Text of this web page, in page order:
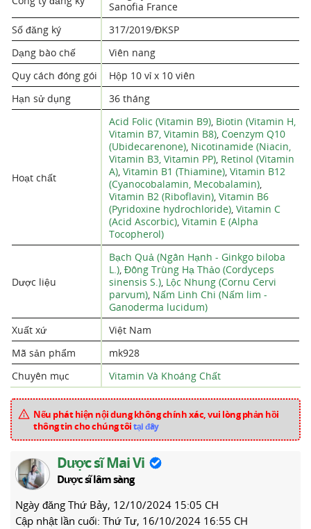
Sanofia France
Số đăng ký
317/2019/ĐKSP
Dạng bào chế
Viên nang
Quy cách đóng gói
Hộp 10 vỉ x 10 viên
Hạn sử dụng
36 tháng
Hoạt chất
Acid Folic (Vitamin B9), Biotin (Vitamin H,
Vitamin B7, Vitamin B8), Coenzym Q10
(Ubidecarenone), Nicotinamide (Niacin,
Vitamin B3, Vitamin PP), Retinol (Vitamin
A), Vitamin B1 (Thiamine), Vitamin B12
(Cyanocobalamin, Mecobalamin),
Vitamin B2 (Riboflavin), Vitamin B6
(Pyridoxine hydrochloride), Vitamin C
(Acid Ascorbic), Vitamin E (Alpha
Tocopherol)
Dược liệu
Bạch Quả (Ngân Hạnh - Ginkgo biloba
L.), Đông Trùng Hạ Thảo (Cordyceps
sinensis S.), Lộc Nhung (Cornu Cervi
parvum), Nấm Linh Chi (Nấm lim -
Ganoderma lucidum)
Xuất xứ
Việt Nam
Mã sản phẩm
mk928
Chuyên mục
Vitamin Và Khoáng Chất
Nếu phát hiện nội dung không chính xác, vui lòng phản hồi
thông tin cho chúng tôitại đây
Dược sĩ Mai Vi
Dược sĩ lâm sàng
Ngày đăng Thứ Bảy, 12/10/2024 15:05 CH
Cập nhật lần cuối: Thứ Tư, 16/10/2024 16:55 CH